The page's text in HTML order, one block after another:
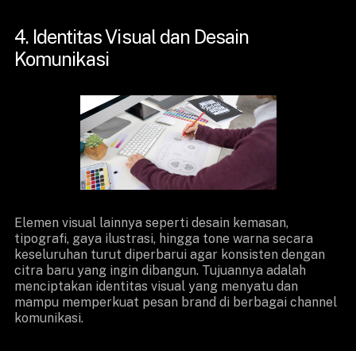
4. Identitas Visual dan Desain
Komunikasi
Elemen visual lainnya seperti desain kemasan,
tipografi, gaya ilustrasi, hingga tone warna secara
keseluruhan turut diperbarui agar konsisten dengan
citra baru yang ingin dibangun. Tujuannya adalah
menciptakan identitas visual yang menyatu dan
mampu memperkuat pesan brand di berbagai channel
komunikasi.